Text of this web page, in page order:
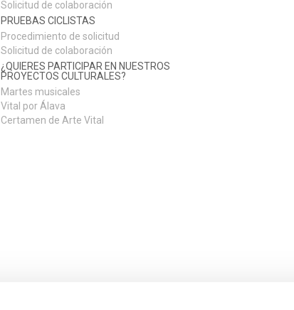
Solicitud de colaboración
PRUEBAS CICLISTAS
Procedimiento de solicitud
Solicitud de colaboración
¿QUIERES PARTICIPAR EN NUESTROS
PROYECTOS CULTURALES?
Martes musicales
Vital por Álava
Certamen de Arte Vital